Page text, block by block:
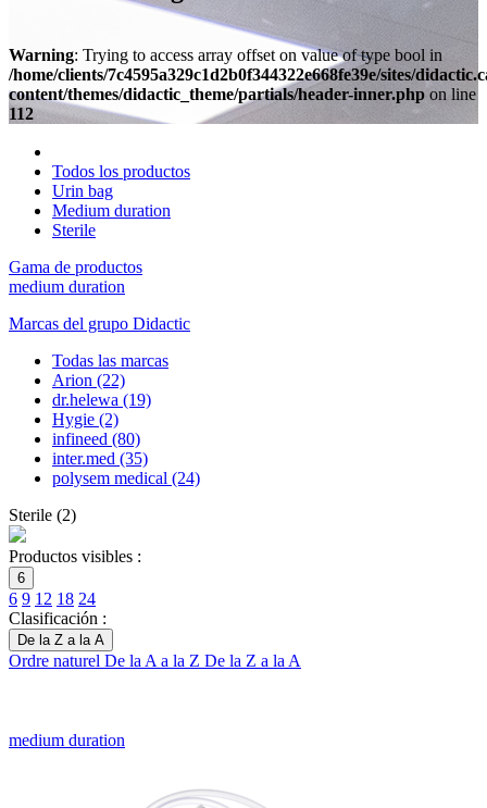
Warning: Trying to access array offset on value of type bool in
/home/clients/7c4595a329c1d2b0f344322e668fe39e/sites/
content/themes/didactic_theme/partials/header-inner.php on line
112
Todos los productos
Urin bag
Medium duration
Sterile
Gama de productos
medium duration
Marcas del grupo Didactic
Todas las marcas
Arion (22)
dr.helewa (19)
Hygie (2)
infineed (80)
inter.med (35)
polysem medical (24)
Sterile (2)
Productos visibles :
6
6 9 12 18 24
Clasificación :
De la Z a la A
Ordre naturel De la A a la Z De la Z a la A
medium duration